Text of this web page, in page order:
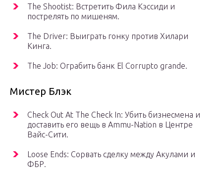
The Shootist: Встретить Фила Кэссиди и
пострелять по мишеням.
The Driver: Выиграть гонку против Хилари
Кинга.
The Job: Ограбить банк El Corrupto grande.
Мистер Блэк
Check Out At The Check In: Убить бизнесмена и
доставить его вещь в Ammu-Nation в Центре
Вайс-Сити.
Loose Ends: Сорвать сделку между Акулами и
ФБР.